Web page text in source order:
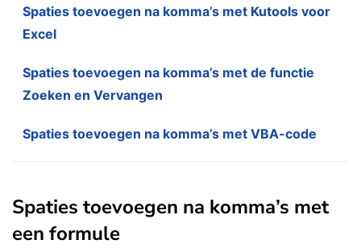
Spaties toevoegen na komma’s met Kutools voor
Excel
Spaties toevoegen na komma’s met de functie
Zoeken en Vervangen
Spaties toevoegen na komma’s met VBA-code
Spaties toevoegen na komma’s met
een formule